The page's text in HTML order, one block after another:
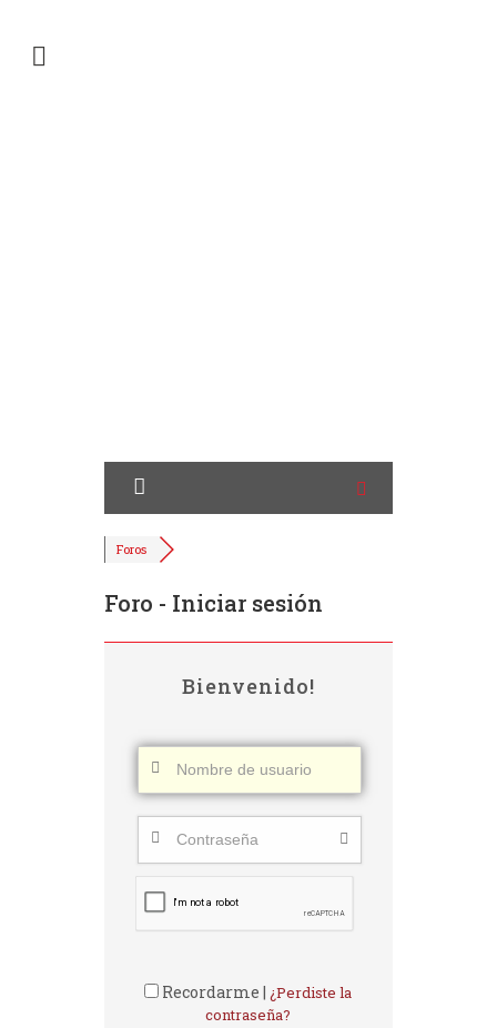
Foros
Foro - Iniciar sesión
Bienvenido!
Recordarme | ¿Perdiste la
contraseña?